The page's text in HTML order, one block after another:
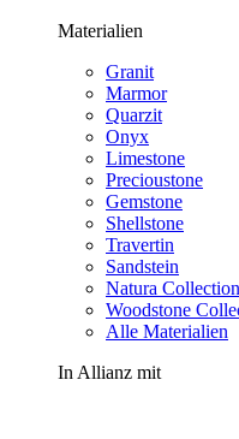
Materialien
Granit
Marmor
Quarzit
Onyx
Limestone
Precioustone
Gemstone
Shellstone
Travertin
Sandstein
Natura Collection
Woodstone
Alle Materialien
In Allianz mit